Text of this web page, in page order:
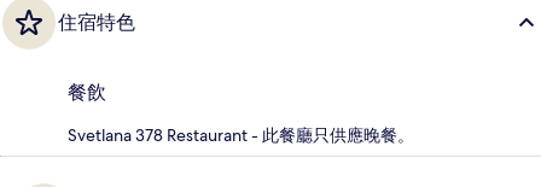
住宿特色
餐飲
Svetlana 378 Restaurant - 此餐廳只供應晚餐。